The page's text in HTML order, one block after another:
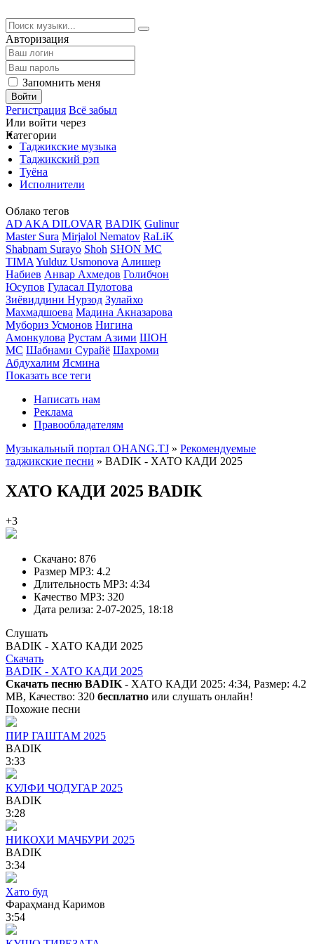
Авторизация
Запомнить меня
Войти
Регистрация Всё забыл
Или войти через
Категории
Таджикские музыка
Таджикский рэп
Туёна
Исполнители
Облако тегов
AD AKA DILOVAR BADIK Gulinur
Master Sura Mirjalol Nematov RaLiK
Shabnam Surayo Shoh SHON MC
TIMA Yulduz Usmonova Алишер
Набиев Анвар Ахмедов Голибчон
Юсупов Гуласал Пулотова
Зиёвиддини Нурзод Зулайхо
Махмадшоева Мадина Акназарова
Мубориз Усмонов Нигина
Амонкулова Рустам Азими ШОН
МС Шабнами Сурайё Шахроми
Абдухалим Ясмина
Показать все теги
Написать нам
Реклама
Правообладателям
Музыкальный портал OHANG.TJ » Рекомендуемые
таджикские песни » BADIK - ХАТО КАДИ 2025
ХАТО КАДИ 2025 BADIK
+3
Скачано: 876
Размер MP3: 4.2
Длительность MP3: 4:34
Качество MP3: 320
Дата релиза: 2-07-2025, 18:18
Слушать
BADIK - ХАТО КАДИ 2025
Скачать
BADIK - ХАТО КАДИ 2025
Скачать песню BADIK - ХАТО КАДИ 2025: 4:34, Размер: 4.2
MB, Качество: 320 бесплатно или слушать онлайн!
Похожие песни
ПИР ГАШТАМ 2025
BADIK
3:33
КУЛФИ ЧОДУГАР 2025
BADIK
3:28
НИКОХИ МАЧБУРИ 2025
BADIK
3:34
Хато буд
Фараҳманд Каримов
3:54